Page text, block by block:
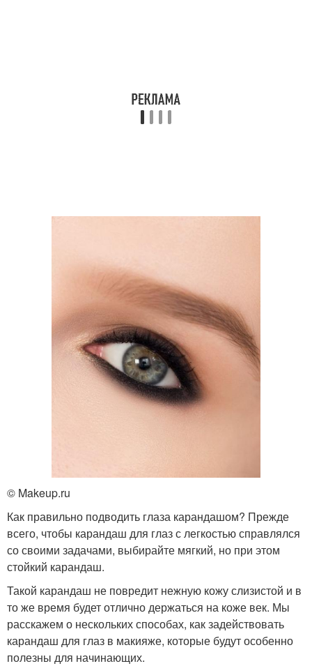
© Makeup.ru
Как правильно подводить глаза карандашом? Прежде
всего, чтобы карандаш для глаз с легкостью справлялся
со своими задачами, выбирайте мягкий, но при этом
стойкий карандаш.
Такой карандаш не повредит нежную кожу слизистой и в
то же время будет отлично держаться на коже век. Мы
расскажем о нескольких способах, как задействовать
карандаш для глаз в макияже, которые будут особенно
полезны для начинающих.